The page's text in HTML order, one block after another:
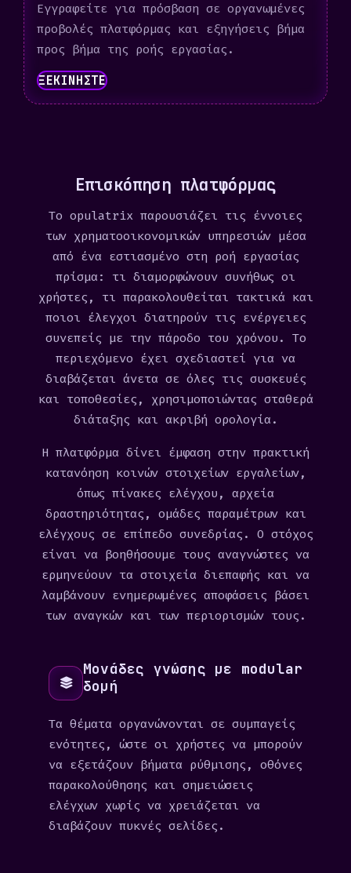
Εγγραφείτε για πρόσβαση σε οργανωμένες
προβολές πλατφόρμας και εξηγήσεις βήμα
προς βήμα της ροής εργασίας.
ΞΕΚΙΝΗΣΤΕ
Επισκόπηση πλατφόρμας
Το opulatrix παρουσιάζει τις έννοιες
των χρηματοοικονομικών υπηρεσιών μέσα
από ένα εστιασμένο στη ροή εργασίας
πρίσμα: τι διαμορφώνουν συνήθως οι
χρήστες, τι παρακολουθείται τακτικά και
ποιοι έλεγχοι διατηρούν τις ενέργειες
συνεπείς με την πάροδο του χρόνου. Το
περιεχόμενο έχει σχεδιαστεί για να
διαβάζεται άνετα σε όλες τις συσκευές
και τοποθεσίες, χρησιμοποιώντας σταθερά
διάταξης και ακριβή ορολογία.
Η πλατφόρμα δίνει έμφαση στην πρακτική
κατανόηση κοινών στοιχείων εργαλείων,
όπως πίνακες ελέγχου, αρχεία
δραστηριότητας, ομάδες παραμέτρων και
ελέγχους σε επίπεδο συνεδρίας. Ο στόχος
είναι να βοηθήσουμε τους αναγνώστες να
ερμηνεύουν τα στοιχεία διεπαφής και να
λαμβάνουν ενημερωμένες αποφάσεις βάσει
των αναγκών και των περιορισμών τους.
Μονάδες γνώσης με modular
δομή
Τα θέματα οργανώνονται σε συμπαγείς
ενότητες, ώστε οι χρήστες να μπορούν
να εξετάζουν βήματα ρύθμισης, οθόνες
παρακολούθησης και σημειώσεις
ελέγχων χωρίς να χρειάζεται να
διαβάζουν πυκνές σελίδες.